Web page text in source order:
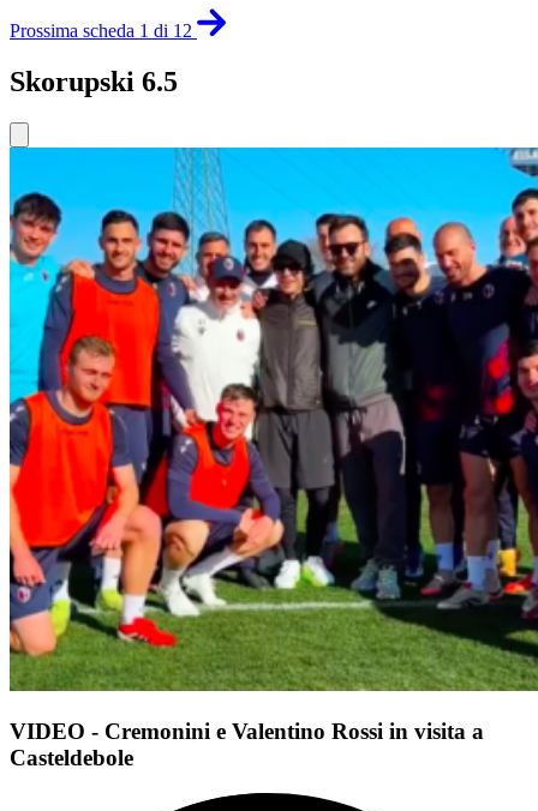
Prossima scheda 1 di 12
Skorupski 6.5
VIDEO - Cremonini e Valentino Rossi in visita a
Casteldebole